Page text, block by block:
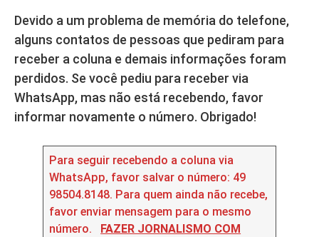
Devido a um problema de memória do telefone,
alguns contatos de pessoas que pediram para
receber a coluna e demais informações foram
perdidos. Se você pediu para receber via
WhatsApp, mas não está recebendo, favor
informar novamente o número. Obrigado!
Para seguir recebendo a coluna via
WhatsApp, favor salvar o número: 49
98504.8148. Para quem ainda não recebe,
favor enviar mensagem para o mesmo
número.
FAZER JORNALISMO COM